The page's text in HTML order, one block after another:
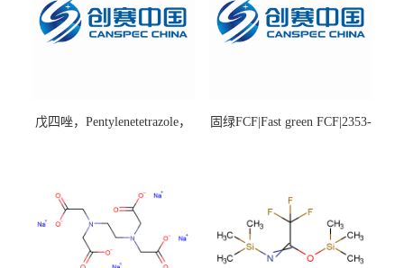
戊四唑，Pentylenetetrazole，
固绿FCF|Fast green FCF|2353-